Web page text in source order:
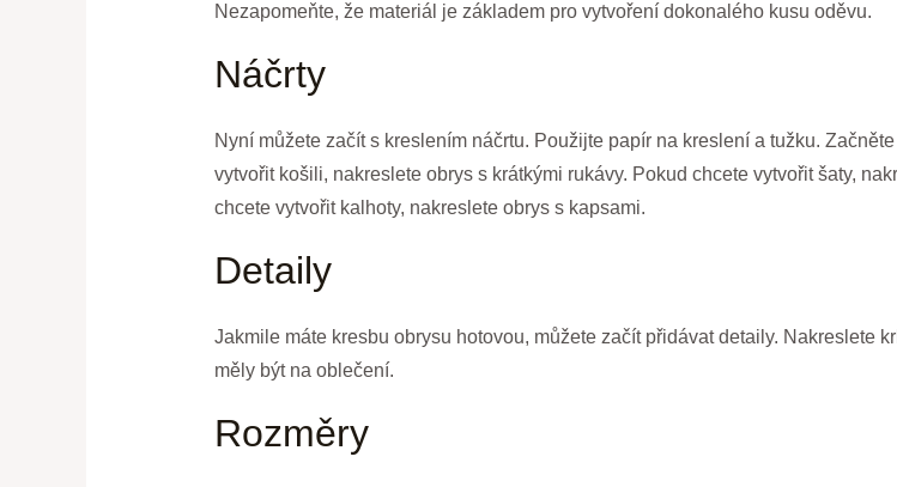
Nezapomeňte, že materiál je základem pro vytvoření dokonalého kusu oděvu.
Náčrty
Nyní můžete začít s kreslením náčrtu. Použijte papír na kreslení a tužku.
vytvořit košili, nakreslete obrys s krátkými rukávy. Pokud chcete vytvořit šaty,
chcete vytvořit kalhoty, nakreslete obrys s kapsami.
Detaily
Jakmile máte kresbu obrysu hotovou, můžete začít přidávat detaily. Nakreslete
měly být na oblečení.
Rozměry